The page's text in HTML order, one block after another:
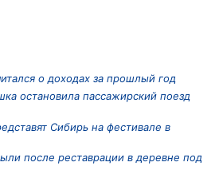
о доходах за прошлый год
остановила пассажирский поезд
Сибирь на фестивале в
после реставрации в деревне под